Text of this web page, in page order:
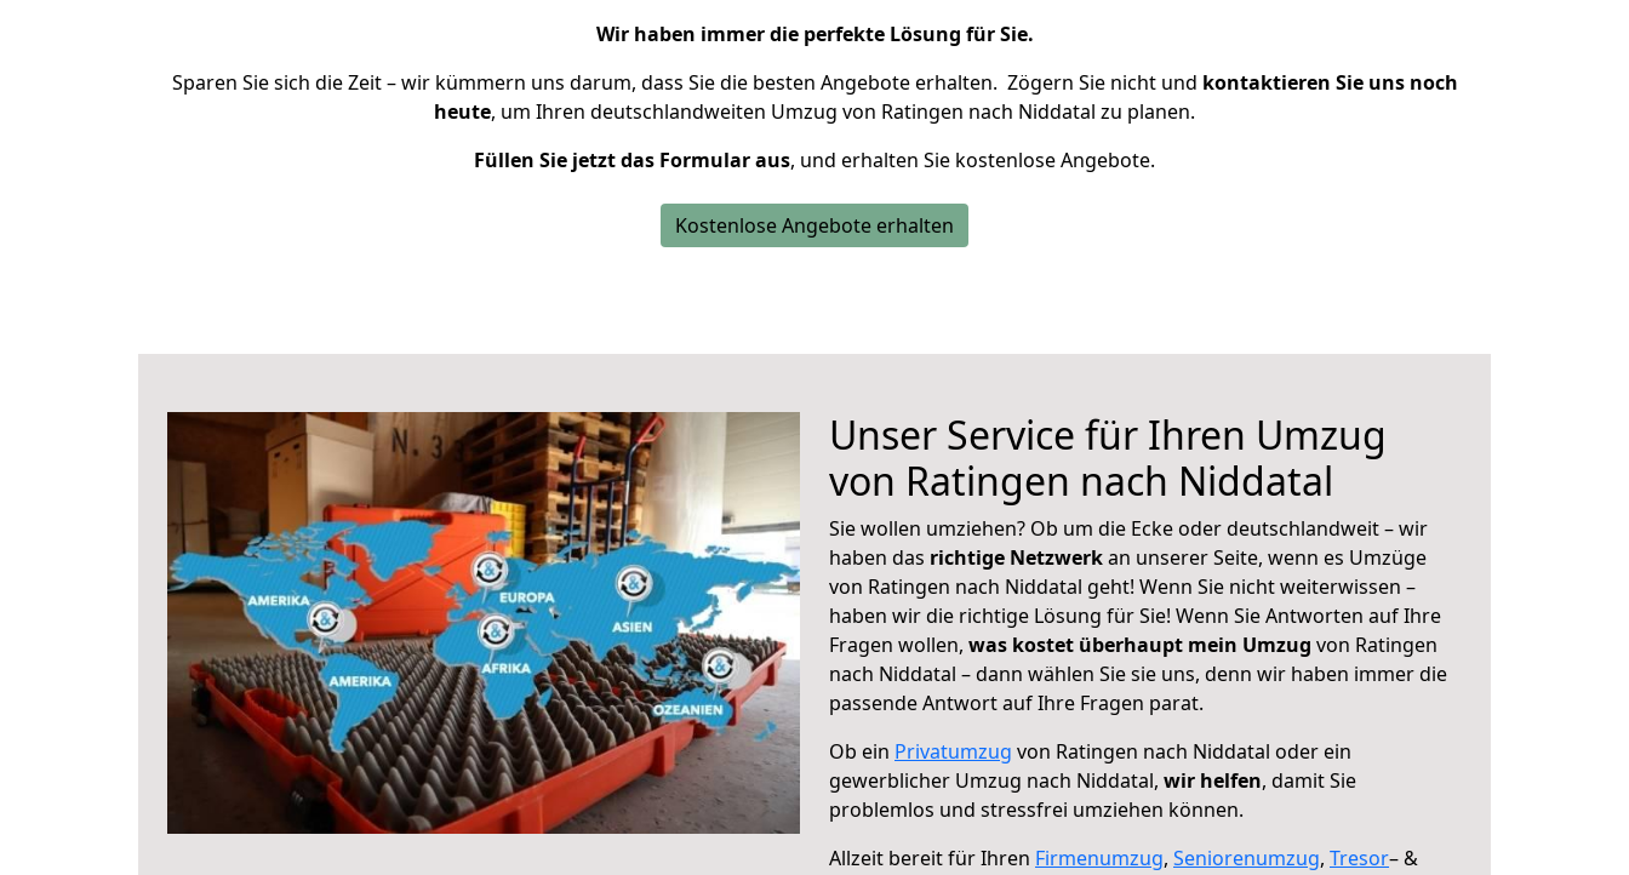
Wir haben immer die perfekte Lösung für Sie.
Sparen Sie sich die Zeit – wir kümmern uns darum, dass Sie die besten Angebote erhalten. Zögern Sie nicht und kontaktieren Sie uns noch
heute, um Ihren deutschlandweiten Umzug von Ratingen nach Niddatal zu planen.
Füllen Sie jetzt das Formular aus, und erhalten Sie kostenlose Angebote.
Kostenlose Angebote erhalten
Unser Service für Ihren Umzug
von Ratingen nach Niddatal
Sie wollen umziehen? Ob um die Ecke oder deutschlandweit – wir
haben das richtige Netzwerkan unserer Seite, wenn es Umzüge
von Ratingen nach Niddatal geht! Wenn Sie nicht weiterwissen –
haben wir die richtige Lösung für Sie! Wenn Sie Antworten auf Ihre
Fragen wollen, was kostet überhaupt mein Umzug von Ratingen
nach Niddatal – dann wählen Sie sie uns, denn wir haben immer die
passende Antwort auf Ihre Fragen parat.
Ob ein Privatumzug von Ratingen nach Niddatal oder ein
gewerblicher Umzug nach Niddatal, wir helfen, damit Sie
problemlos und stressfrei umziehen können.
Allzeit bereit für Ihren Firmenumzug, Seniorenumzug, Tresor– &